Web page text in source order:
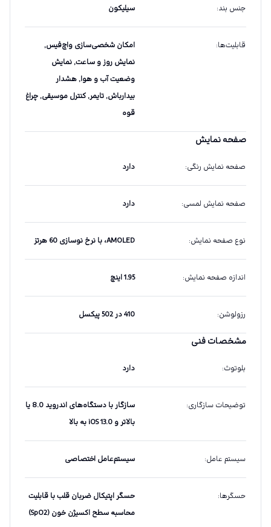
جنس بند: سیلیکون
قابلیت‌ها:
امکان شخصی‌سازی واچ‌فیس,
نمایش روز و ساعت, نمایش
وضعیت آب و هوا, هشدار
بیدارباش, تایمر, کنترل موسیقی, چراغ
قوه
صفحه نمایش
صفحه نمایش رنگی: دارد
صفحه نمایش لمسی: دارد
نوع صفحه نمایش: AMOLED، با نرخ نوسازی 60 هرتز
اندازه صفحه نمایش: 1.95 اینچ
رزولوشن: 410 در 502 پیکسل
مشخصات فنی
بلوتوث: دارد
توضیحات سازگاری:
سازگار با دستگاه‌های اندروید 8.0 یا
بالاتر و iOS 13.0 به بالا
سیستم عامل: سیستم‌عامل اختصاصی
حسگرها:
حسگر اپتیکال ضربان قلب با قابلیت
محاسبه سطح اکسیژن خون (SpO2)